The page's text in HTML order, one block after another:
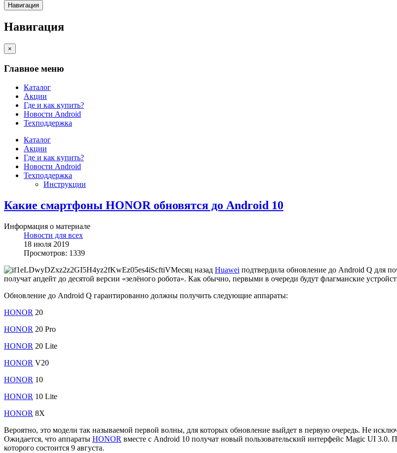
Навигация
Навигация
×
Главное меню
Каталог
Акции
Где и как купить?
Новости Android
Техподдержка
Каталог
Акции
Где и как купить?
Новости Android
Техподдержка
Инструкции
Какие смартфоны HONOR обновятся до Android 10
Информация о материале
Новости для всех
18 июля 2019
Просмотров: 1339
Месяц назад Huawei подтвердила обновление до Android Q для
получат апдейт до десятой версии «зелёного робота». Как обычно, первыми в очереди будут флагманские
Обновление до Android Q гарантированно должны получить следующие аппараты:
HONOR 20
HONOR 20 Pro
HONOR 20 Lite
HONOR V20
HONOR 10
HONOR 10 Lite
HONOR 8X
Вероятно, это модели так называемой первой волны, для которых обновление выйдет в первую очередь. Не
Ожидается, что аппараты HONOR вместе с Android 10 получат новый пользовательский интерфейс Magic UI
которого состоится 9 августа.